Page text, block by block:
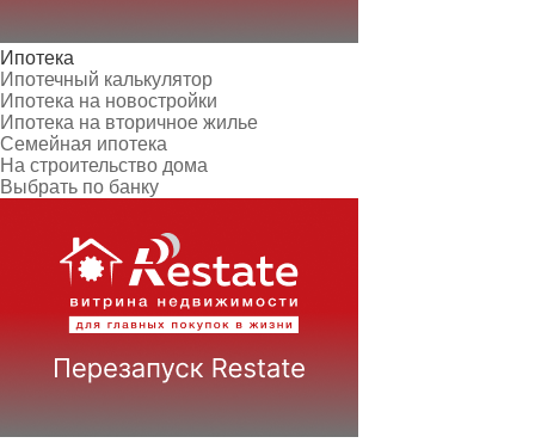
Ипотека
Ипотечный калькулятор
Ипотека на новостройки
Ипотека на вторичное жилье
Семейная ипотека
На строительство дома
Выбрать по банку